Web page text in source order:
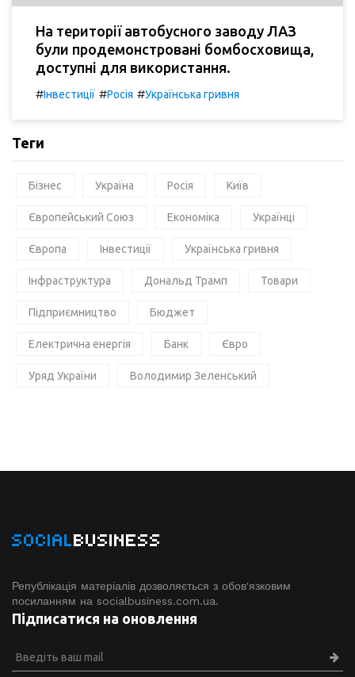
На території автобусного заводу ЛАЗ
були продемонстровані бомбосховища,
доступні для використання.
#Інвестиції #Росія #Українська гривня
Теги
Бізнес Україна Росія Київ
Європейський Союз Економіка Українці
Європа Інвестиції Українська гривня
Інфраструктура Дональд Трамп Товари
Підприємництво Бюджет
Електрична енергія Банк Євро
Уряд України Володимир Зеленський
SOCIALBUSINESS
Републікація матеріалів дозволяється з обов'язковим
посиланням на socialbusiness.com.ua.
Підписатися на оновлення